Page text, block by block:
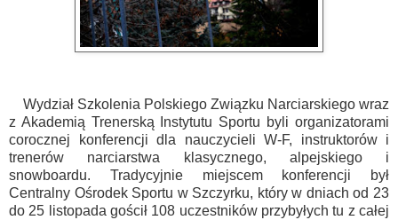
Wydział Szkolenia Polskiego Związku Narciarskiego wraz
z Akademią Trenerską Instytutu Sportu byli organizatorami
corocznej konferencji dla nauczycieli W-F, instruktorów i
trenerów narciarstwa klasycznego, alpejskiego i
snowboardu. Tradycyjnie miejscem konferencji był
Centralny Ośrodek Sportu w Szczyrku, który w dniach od 23
do 25 listopada gościł 108 uczestników przybyłych tu z całej